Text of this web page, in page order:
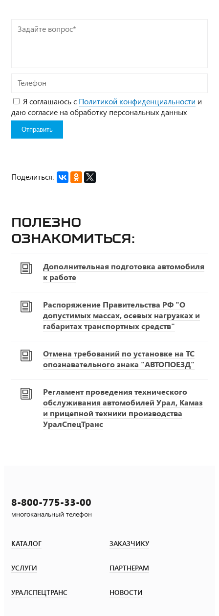
Задайте
вопрос*
Телефон
Я соглашаюсь с Политикой конфиденциальности и
даю согласие на обработку персональных данных
Поделиться:
Полезно
ознакомиться:
Дополнительная подготовка автомобиля
к работе
Распоряжение Правительства РФ "О
допустимых массах, осевых нагрузках и
габаритах транспортных средств"
Отмена требований по установке на ТС
опознавательного знака "АВТОПОЕЗД"
Регламент проведения технического
обслуживания автомобилей Урал, Камаз
и прицепной техники производства
УралСпецТранс
8-800-775-33-00
многоканальный телефон
КАТАЛОГ ЗАКАЗЧИКУ
УСЛУГИ ПАРТНЕРАМ
УРАЛСПЕЦТРАНС НОВОСТИ